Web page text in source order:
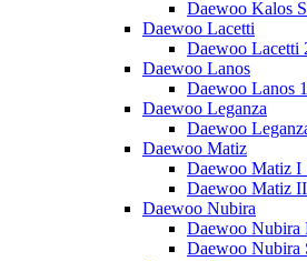
Daewoo Kalos
Daewoo Lacetti
Daewoo Lacetti
Daewoo Lanos
Daewoo Lanos
Daewoo Leganza
Daewoo
Daewoo Matiz
Daewoo Matiz I
Daewoo Matiz
Daewoo Nubira
Daewoo Nubira
Daewoo Nubira